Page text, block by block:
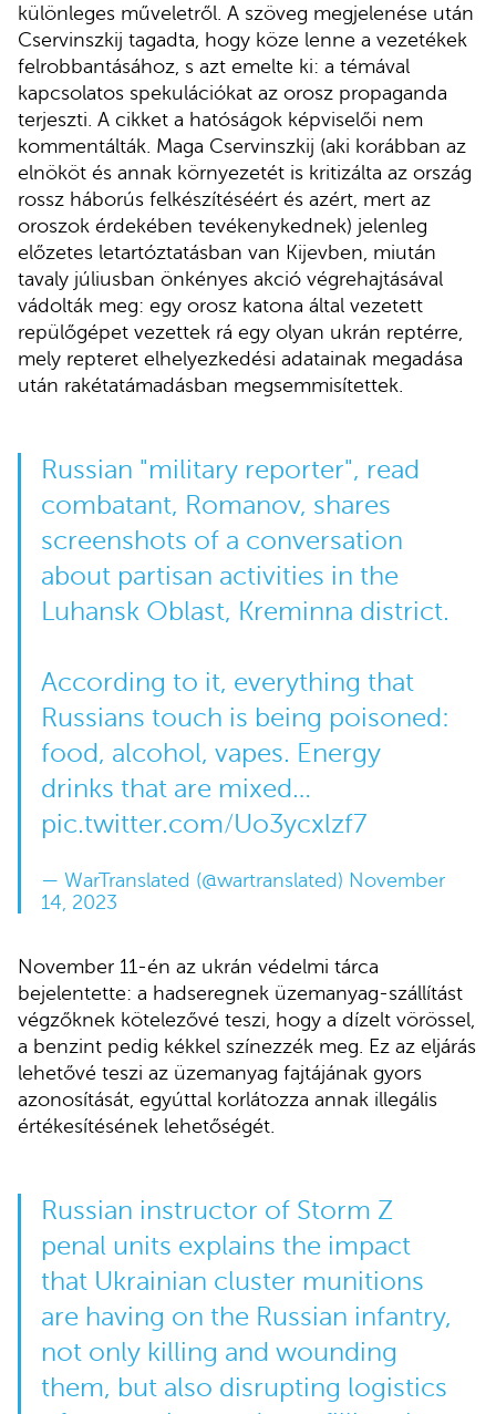
különleges műveletről. A szöveg megjelenése után
Cservinszkij tagadta, hogy köze lenne a vezetékek
felrobbantásához, s azt emelte ki: a témával
kapcsolatos spekulációkat az orosz propaganda
terjeszti. A cikket a hatóságok képviselői nem
kommentálták. Maga Cservinszkij (aki korábban az
elnököt és annak környezetét is kritizálta az ország
rossz háborús felkészítéséért és azért, mert az
oroszok érdekében tevékenykednek) jelenleg
előzetes letartóztatásban van Kijevben, miután
tavaly júliusban önkényes akció végrehajtásával
vádolták meg: egy orosz katona által vezetett
repülőgépet vezettek rá egy olyan ukrán reptérre,
mely repteret elhelyezkedési adatainak megadása
után rakétatámadásban megsemmisítettek.
Russian "military reporter", read
combatant, Romanov, shares
screenshots of a conversation
about partisan activities in the
Luhansk Oblast, Kreminna district.
According to it, everything that
Russians touch is being poisoned:
food, alcohol, vapes. Energy
drinks that are mixed…
pic.twitter.com/Uo3ycxlzf7
— WarTranslated (@wartranslated) November
14, 2023
November 11-én az ukrán védelmi tárca
bejelentette: a hadseregnek üzemanyag-szállítást
végzőknek kötelezővé teszi, hogy a dízelt vörössel,
a benzint pedig kékkel színezzék meg. Ez az eljárás
lehetővé teszi az üzemanyag fajtájának gyors
azonosítását, egyúttal korlátozza annak illegális
értékesítésének lehetőségét.
Russian instructor of Storm Z
penal units explains the impact
that Ukrainian cluster munitions
are having on the Russian infantry,
not only killing and wounding
them, but also disrupting logistics